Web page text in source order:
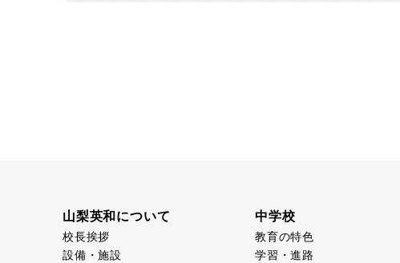
山梨英和について
校長挨拶
設備・施設
中学校
教育の特色
学習・進路